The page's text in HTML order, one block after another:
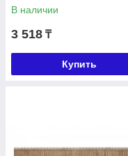
В наличии
3 518 ₸
Купить